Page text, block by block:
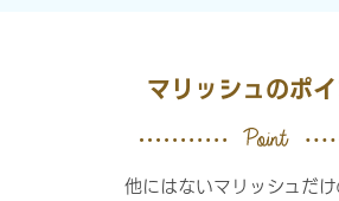
マリッシュのポ
他にはないマリッシュだ